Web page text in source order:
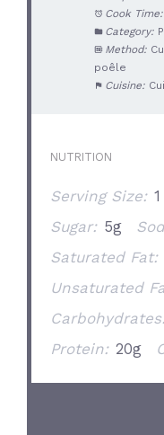
Cook Time:
Category:
Method:
poêle
Cuisine:
NUTRITION
Serving Size:
Sugar: 5g
Saturated Fat:
Unsaturated
Protein: 20g